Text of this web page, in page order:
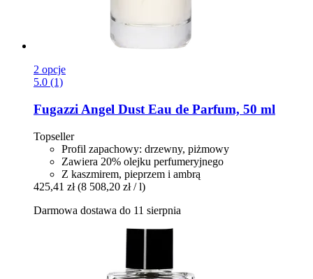
2 opcje
5.0 (1)
Fugazzi Angel Dust Eau de Parfum, 50 ml
Topseller
Profil zapachowy: drzewny, piżmowy
Zawiera 20% olejku perfumeryjnego
Z kaszmirem, pieprzem i ambrą
425,41 zł (8 508,20 zł / l)
Darmowa dostawa do 11 sierpnia